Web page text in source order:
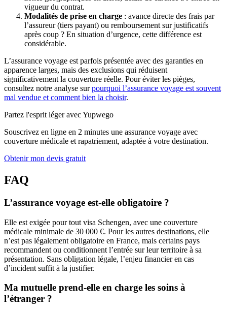
vigueur du contrat.
Modalités de prise en charge : avance directe des frais par
l’assureur (tiers payant) ou remboursement sur justificatifs
après coup ? En situation d’urgence, cette différence est
considérable.
L’assurance voyage est parfois présentée avec des garanties en
apparence larges, mais des exclusions qui réduisent
significativement la couverture réelle. Pour éviter les pièges,
consultez notre analyse surpourquoi l’assurance voyage est souvent
mal vendue et comment bien la choisir.
Partez l'esprit léger avec Yupwego
Souscrivez en ligne en 2 minutes une assurance voyage avec
couverture médicale et rapatriement, adaptée à votre destination.
Obtenir mon devis gratuit
FAQ
L’assurance voyage est-elle obligatoire ?
Elle est exigée pour tout visa Schengen, avec une couverture
médicale minimale de 30 000 €. Pour les autres destinations, elle
n’est pas légalement obligatoire en France, mais certains pays
recommandent ou conditionnent l’entrée sur leur territoire à sa
présentation. Sans obligation légale, l’enjeu financier en cas
d’incident suffit à la justifier.
Ma mutuelle prend-elle en charge les soins à
l’étranger ?